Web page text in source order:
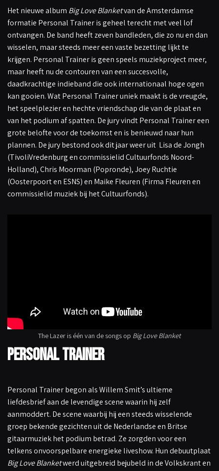
Het nieuwe album Big Love Blanketvan de Amsterdamse
formatie Personal Trainer is geheel terecht met veel lof
ontvangen. De band heeft zeven bandleden, die zo nu en dan
wisselen, maar steeds meer een vaste bezetting lijkt te
krijgen. Personal Trainer is geen speels muziekproject meer,
maar heeft nu de contouren van een succesvolle,
daadkrachtige indieband die ook internationaal hoge ogen
kan gooien. Wat Personal Trainer uniek maakt is de vreugde,
het speelplezier en hechte vriendschap die van de plaat en
van het podium af spatten. De jury vindt Personal Trainer een
grote belofte voor de toekomst en is benieuwd naar hun
plannen. De jury bestond ook dit jaar weer uit Lisa de Jongh
(TivoliVredenburg en commissielid Cultuurfonds Noord-
Holland), Chris Moorman (Popronde), Joey Ruchtie
(Oosterpoort en ESNS) en Maike Fleuren (Firma Fleuren en
commissielid muziek bij het Cultuurfonds).
The Lazer is één van de songs op Big Love Blanket
Personal Trainer
Personal Trainer begon als Willem Smit’s ultieme
liefdesbrief aan de levendige scene waarin hij zelf
aanmoddert. De scene waarbij hij een steeds wisselende
groep bekende gezichten uit de Nederlandse en Britse
gitaarmuziek het podium betrad. Ze zorgden voor een
telkens onvoorspelbare energieke liveshow. Hun debuutplaat
Big Love Blanketwerd uitgebreid bejubeld in de Volkskrant en